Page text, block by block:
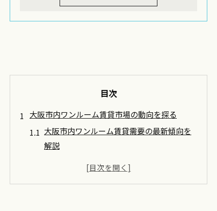
目次
大阪市内ワンルーム賃貸市場の動向を探る
大阪市内ワンルーム賃貸需要の最新傾向を
解説
大阪市内のワンルームマンション市場分析